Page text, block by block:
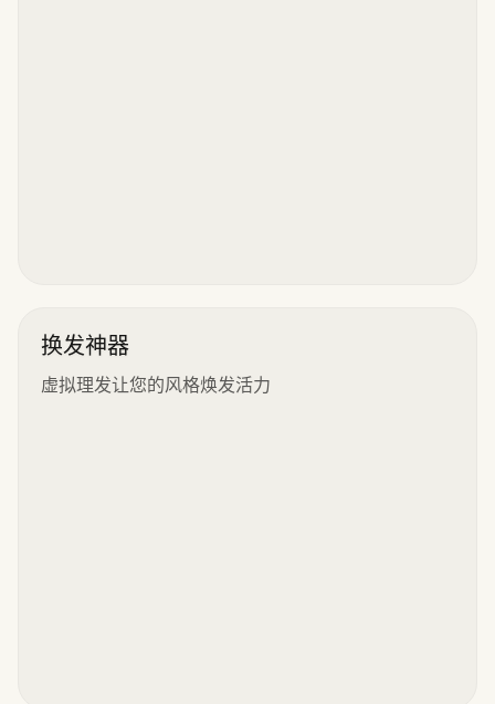
换发神器
虚拟理发让您的风格焕发活力